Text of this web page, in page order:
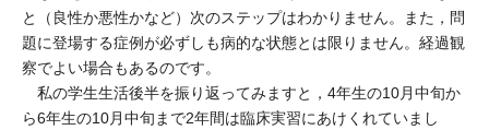
と（良性か悪性かなど）次のステップはわかりません。また，問
題に登場する症例が必ずしも病的な状態とは限りません。経過観
察でよい場合もあるのです。
私の学生生活後半を振り返ってみますと，4年生の10月中旬か
ら6年生の10月中旬まで2年間は臨床実習にあけくれていまし